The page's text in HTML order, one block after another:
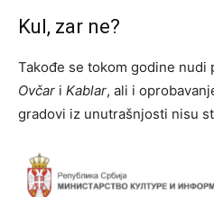
Kul, zar ne?
Takođe se tokom godine nudi
Ovčar i Kablar, ali i
gradovi iz unutrašnjosti nisu